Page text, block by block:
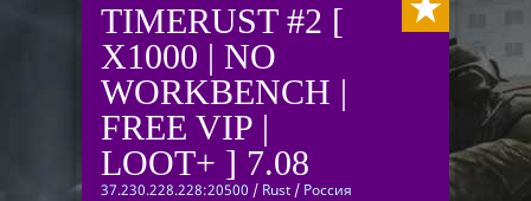
TIMERUST #2 [
X1000 | NO
WORKBENCH |
FREE VIP |
LOOT+ ] 7.08
37.230.228.228:20500 / Rust / Россия